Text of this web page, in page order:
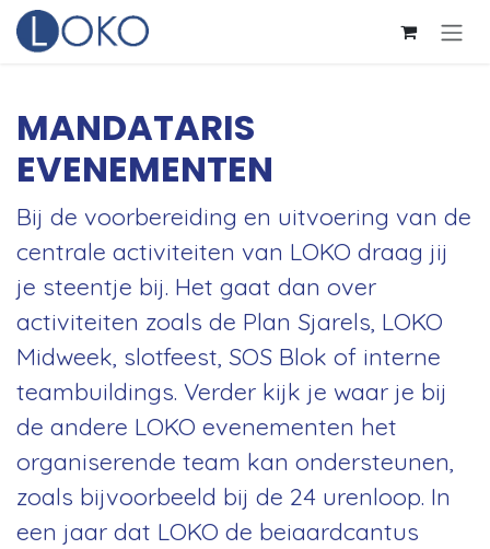
Overslaan naar inhoud
MANDATARIS
EVENEMENTEN
Bij de voorbereiding en uitvoering van de
centrale activiteiten van LOKO draag jij
je steentje bij. Het gaat dan over
activiteiten zoals de Plan Sjarels, LOKO
Midweek, slotfeest, SOS Blok of interne
teambuildings. Verder kijk je waar je bij
de andere LOKO evenementen het
organiserende team kan ondersteunen,
zoals bijvoorbeeld bij de 24 urenloop. In
een jaar dat LOKO de beiaardcantus